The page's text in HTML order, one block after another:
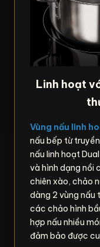
Linh hoạt
Vùng nấu linh
nấu bếp từ
nấu linh hoạt
và hình dạng nồi
chiên xào, chảo
dàng 2 vùng nấu
các chảo hình
hợp nấu nhiều
đảm bảo được